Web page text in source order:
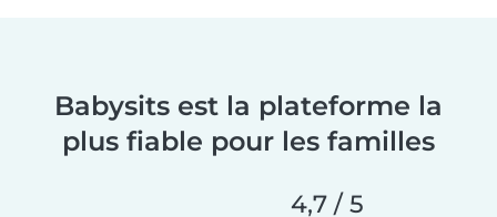
Babysits est la plateforme la
plus fiable pour les familles
4,7 / 5